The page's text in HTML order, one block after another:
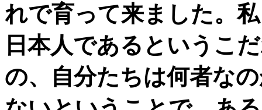
れで育って来ました。
日本人であるというこ
の、自分たちは何者な